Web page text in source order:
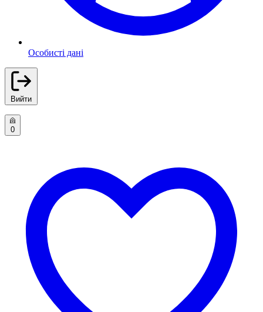
Особисті дані
Вийти
0